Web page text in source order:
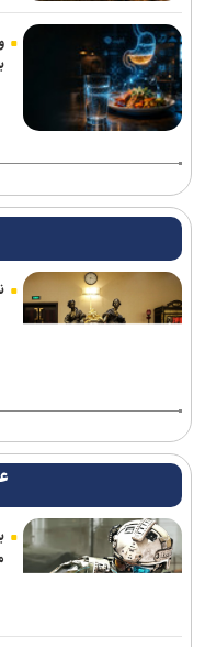
مهاجرانی: آذربایجان
است
محسن رضایی: اجازه باز
جامعه را نمی‌توان با
وحدت و انسجام است
سقوط آراء مرتبط با حزب
آمریکا تحریم‌های جدید
مقام یمنی: عربستان از
ادعای حکومت جولانی
روسیه: رقابت برای
یورش صهیونیست‌ها به چند